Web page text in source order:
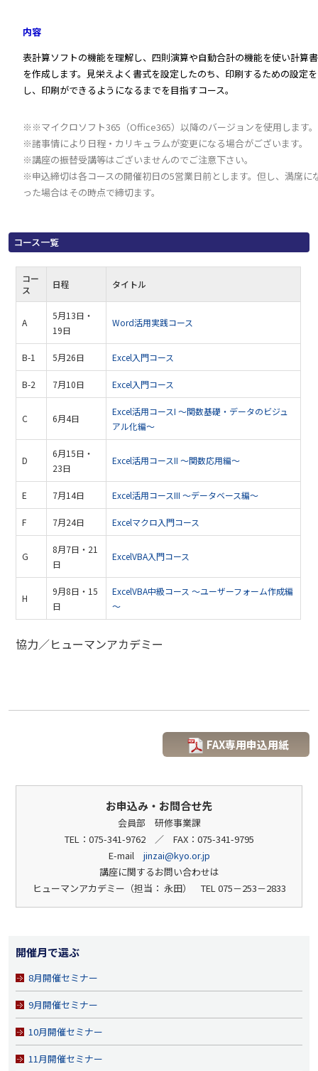
開催月で選ぶ
8月開催セミナー
9月開催セミナー
10月開催セミナー
11月開催セミナー
内容
表計算ソフトの機能を理解し、四則演算や自動合計の機能を使い計算書
を作成します。見栄えよく書式を設定したのち、印刷するための設定を
し、印刷ができるようになるまでを目指すコース。
※※マイクロソフト365（Office365）以降のバージョンを使用します。
※諸事情により日程・カリキュラムが変更になる場合がございます。
※講座の振替受講等はございませんのでご注意下さい。
※申込締切は各コースの開催初日の5営業日前とします。但し、満席に
った場合はその時点で締切ます。
コース一覧
コー
ス
日程 タイトル
A
5月13日・
19日
Word活用実践コース
B-1 5月26日 Excel入門コース
B-2 7月10日 Excel入門コース
C 6月4日
Excel活用コースI ～関数基礎・データのビジュ
アル化編～
D
6月15日・
23日
Excel活用コースII ～関数応用編～
E 7月14日 Excel活用コースIII ～データベース編～
F 7月24日 Excelマクロ入門コース
G
8月7日・21
日
ExcelVBA入門コース
H
9月8日・15
日
ExcelVBA中級コース ～ユーザーフォーム作成編
～
協力／ヒューマンアカデミー
FAX専用申込用紙
お申込み・お問合せ先
会員部 研修事業課
TEL：075-341-9762 ／ FAX：075-341-9795
E-mail jinzai@kyo.or.jp
講座に関するお問い合わせは
ヒューマンアカデミー（担当： 永田） TEL 075－253－2833